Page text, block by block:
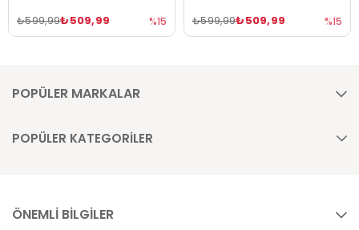
₺509,99
₺599,99 %15 ₺509,99
₺599,99 %15
POPÜLER MARKALAR
POPÜLER KATEGORİLER
ÖNEMLİ BİLGİLER